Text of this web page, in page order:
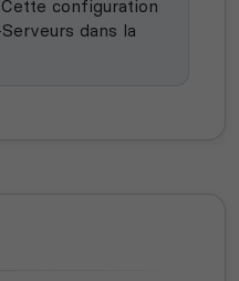
configuration
dans la